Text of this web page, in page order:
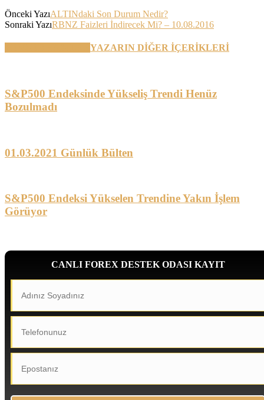
Önceki YazıALTINdaki Son Durum Nedir?
Sonraki YazıRBNZ Faizleri İndirecek Mi? – 10.08.2016
YAZARIN DİĞER İÇERİKLERİ
S&P500 Endeksinde Yükseliş Trendi Henüz
Bozulmadı
01.03.2021 Günlük Bülten
S&P500 Endeksi Yükselen Trendine Yakın İşlem
Görüyor
CANLI FOREX DESTEK ODASI KAYIT